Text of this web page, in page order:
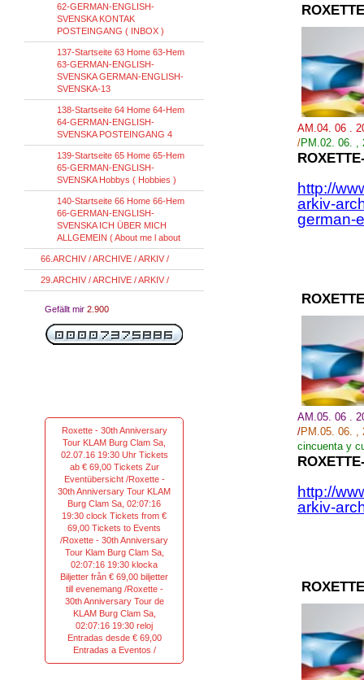
AM.04. 06 .
/PM.02. 06. ,
http://
arkiv-
german-
AM.05. 06 .
/PM.05. 06. ,
cincuenta y
http://
arkiv-
62-GERMAN-ENGLISH-
SVENSKA KONTAK
POSTEINGANG ( INBOX )
137-Startseite 63 Home 63-Hem
63-GERMAN-ENGLISH-
SVENSKA GERMAN-ENGLISH-
SVENSKA-13
138-Startseite 64 Home 64-Hem
64-GERMAN-ENGLISH-
SVENSKA POSTEINGANG 4
139-Startseite 65 Home 65-Hem
65-GERMAN-ENGLISH-
SVENSKA Hobbys ( Hobbies )
140-Startseite 66 Home 66-Hem
66-GERMAN-ENGLISH-
SVENSKA ICH ÜBER MICH
ALLGEMEIN ( About me l about
66.ARCHIV / ARCHIVE / ARKIV /
29.ARCHIV / ARCHIVE / ARKIV /
Gefällt mir 2.900
Roxette - 30th Anniversary
Tour KLAM Burg Clam Sa,
02.07.16 19:30 Uhr Tickets
ab € 69,00 Tickets Zur
Eventübersicht /Roxette -
30th Anniversary Tour KLAM
Burg Clam Sa, 02:07:16
19:30 clock Tickets from €
69,00 Tickets to Events
/Roxette - 30th Anniversary
Tour Klam Burg Clam Sa,
02:07:16 19:30 klocka
Biljetter från € 69,00 biljetter
till evenemang /Roxette -
30th Anniversary Tour de
KLAM Burg Clam Sa,
02:07:16 19:30 reloj
Entradas desde € 69,00
Entradas a Eventos /